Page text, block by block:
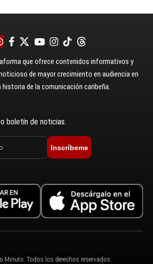
que ofrece contenidos informativos y
de mayor crecimiento en audiencia en
de la comunicación caribeña.
boletín de noticias.
Inscríbeme
Minuto. Todos los derechos reservados.